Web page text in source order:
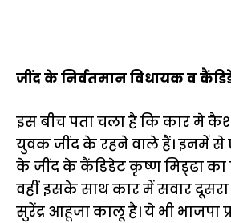
जींद के निर्वतमान विधायक व
इस बीच पता चला है कि कार मे
युवक जींद के रहने वाले हैं। इनमें
के जींद के कैंडिडेट कृष्ण मिड्‌ढा का
वहीं इसके साथ कार में सवार
सुरेंद्र आहूजा कालू है। ये भी भाजपा